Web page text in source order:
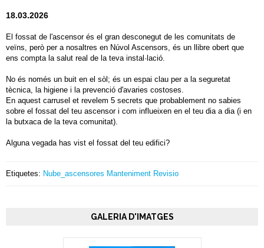
18.03.2026
El fossat de l'ascensor és el gran desconegut de les comunitats de
veïns, però per a nosaltres en Núvol Ascensors, és un llibre obert que
ens compta la salut real de la teva instal·lació.
No és només un buit en el sòl; és un espai clau per a la seguretat
tècnica, la higiene i la prevenció d'avaries costoses.
En aquest carrusel et revelem 5 secrets que probablement no sabies
sobre el fossat del teu ascensor i com influeixen en el teu dia a dia (i en
la butxaca de la teva comunitat).
Alguna vegada has vist el fossat del teu edifici?
Etiquetes: Nube_ascensores Manteniment Revisio
GALERIA D'IMATGES